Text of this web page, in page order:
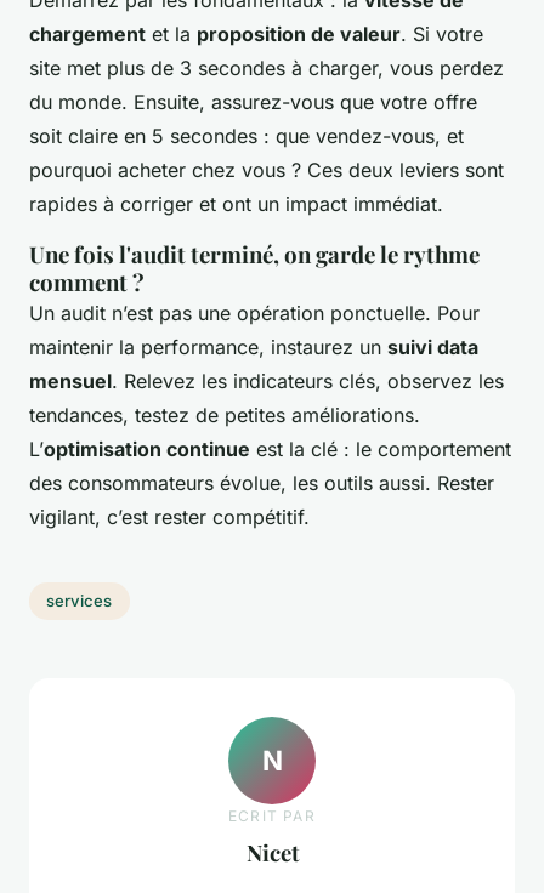
chargement et la proposition de valeur. Si votre
site met plus de 3 secondes à charger, vous perdez
du monde. Ensuite, assurez-vous que votre offre
soit claire en 5 secondes : que vendez-vous, et
pourquoi acheter chez vous ? Ces deux leviers sont
rapides à corriger et ont un impact immédiat.
Une fois l'audit terminé, on garde le rythme
comment ?
Un audit n’est pas une opération ponctuelle. Pour
maintenir la performance, instaurez un suivi data
mensuel. Relevez les indicateurs clés, observez les
tendances, testez de petites améliorations.
L’optimisation continue est la clé : le comportement
des consommateurs évolue, les outils aussi. Rester
vigilant, c’est rester compétitif.
services
N
ECRIT PAR
Nicet